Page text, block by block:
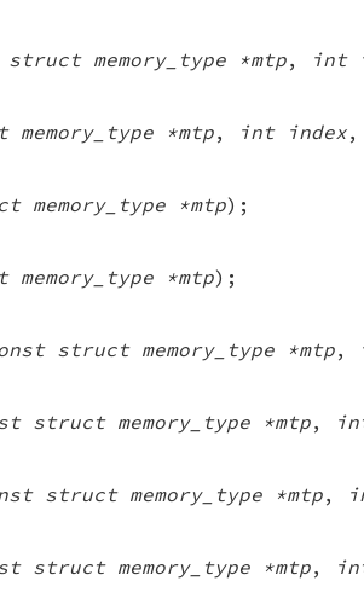
struct memory_type *mtp, int
*mtp, int index,
memory_type *mtp);
*mtp);
struct memory_type *mtp,
struct memory_type *mtp,
struct memory_type *mtp,
struct memory_type *mtp,